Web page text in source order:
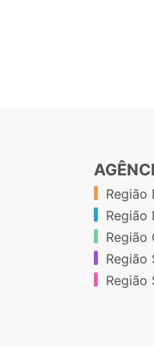
Região
Região
Região
Região
Região